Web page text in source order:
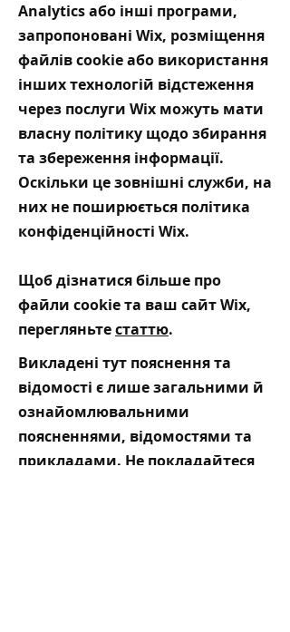
Analytics або інші програми,
запропоновані Wix, розміщення
файлів cookie або використання
інших технологій відстеження
через послуги Wix можуть мати
власну політику щодо збирання
та збереження інформації.
Оскільки це зовнішні служби, на
них не поширюється політика
конфіденційності Wix.
Щоб дізнатися більше про
файли cookie та ваш сайт Wix,
перегляньтестаттю.
Викладені тут пояснення та
відомості є лише загальними й
ознайомлювальними
поясненнями, відомостями та
прикладами. Не покладайтеся